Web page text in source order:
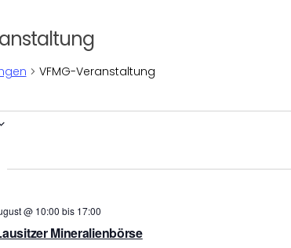
VFMG-Veranstaltung
Mineralienbörse
@ 10:00 bis 17:00